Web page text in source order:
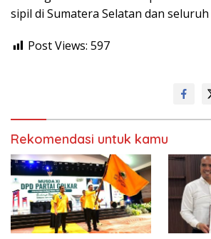
sipil di Sumatera Selatan dan
Post Views: 597
Rekomendasi untuk kamu